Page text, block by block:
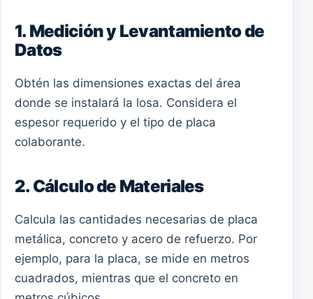
1. Medición y Levantamiento de
Datos
Obtén las dimensiones exactas del área
donde se instalará la losa. Considera el
espesor requerido y el tipo de placa
colaborante.
2. Cálculo de Materiales
Calcula las cantidades necesarias de placa
metálica, concreto y acero de refuerzo. Por
ejemplo, para la placa, se mide en metros
cuadrados, mientras que el concreto en